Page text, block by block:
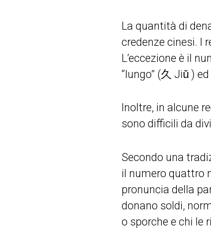
La quantità di
credenze cinesi. I
L’eccezione è il
“lungo” (久 Jiǔ )
Inoltre, in alcune
sono difficili da
Secondo una
il numero quattro
pronuncia della
donano soldi,
o sporche e chi le